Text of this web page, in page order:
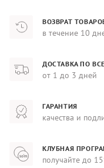
ВОЗВРАТ
в течение 10
ДОСТАВКА ПО
от 1 до 3 дней
ГАРАНТИЯ
качества и
КЛУБНАЯ
получайте до